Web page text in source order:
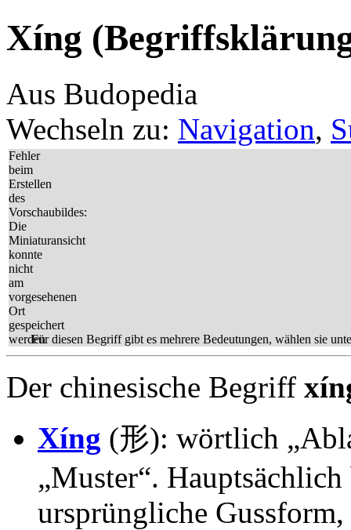
Xíng
Aus Budopedia
Wechseln zu: Navigation,
Fehler
beim
Erstellen
des
Vorschaubildes:
Die
Miniaturansicht
konnte
nicht
am
vorgesehenen
Ort
gespeichert
werdenFür diesen Begriff gibt es mehrere Bedeutungen, wählen sie
Der chinesische Begriff
Xíng (形): wörtlich
„Muster“.
ursprüngliche